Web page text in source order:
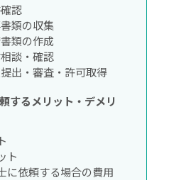
認
類の収集
類の作成
談・確認
提出・審査・許可取得
するメリット・デメリ
ト
に依頼する場合の費用